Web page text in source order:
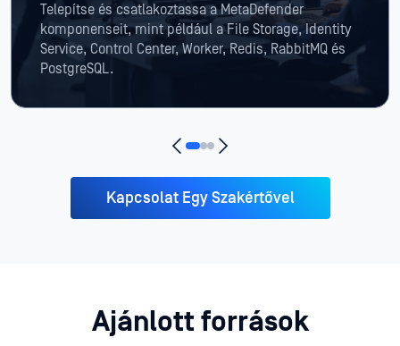
Telepítse és csatlakoztassa a MetaDefender
komponenseit, mint például a File Storage, Identity
Service, Control Center, Worker, Redis, RabbitMQ és
PostgreSQL.
Kapcsolat Egy Szakértővel
Ajánlott források